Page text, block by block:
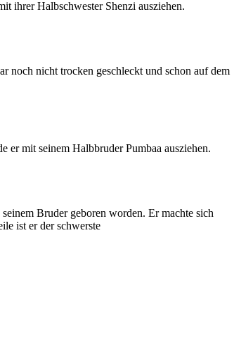
ihrer Halbschwester Shenzi ausziehen.
noch nicht trocken geschleckt und schon auf dem
er mit seinem Halbbruder Pumbaa ausziehen.
Bruder geboren worden. Er machte sich
ist er der schwerste